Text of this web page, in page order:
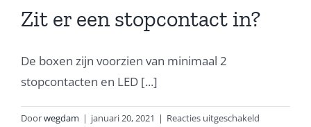
Zit er een stopcontact in?
De boxen zijn voorzien van minimaal 2
stopcontacten en LED [...]
Doorwegdam | januari 20, 2021 | Reacties uitgeschakeld